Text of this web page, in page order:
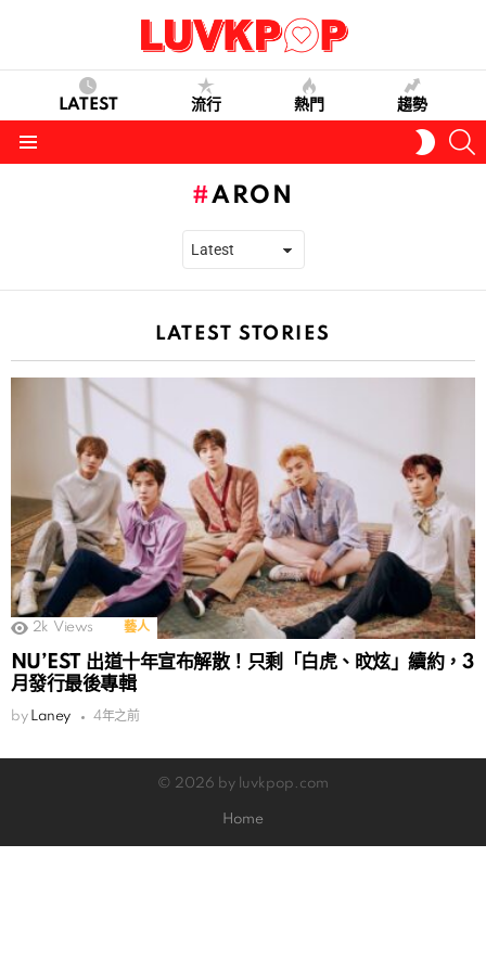
LATEST 流行 熱門 趨勢
SKIN
ARON
LATEST STORIES
2k Views 藝人
NU’EST 出道十年宣布解散！只剩「白虎、旼炫」續約，3
月發行最後專輯
by Laney 4年之前
© 2026 by luvkpop.com
Home